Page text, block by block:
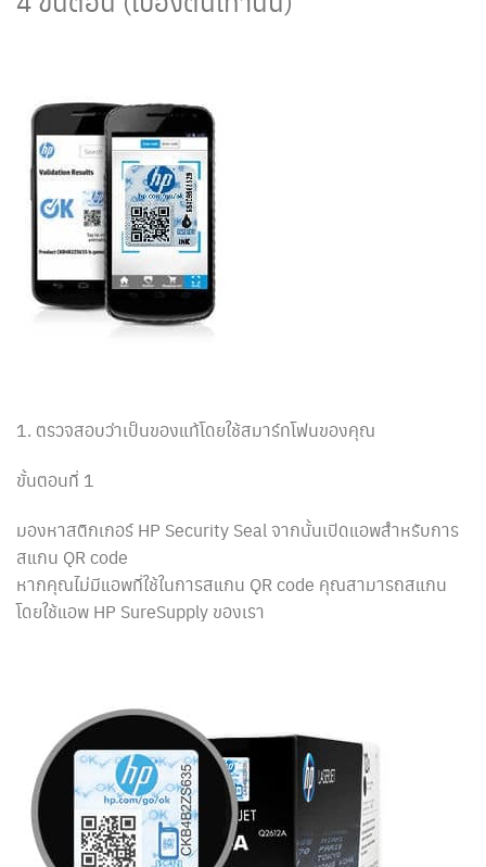
1. ตรวจสอบว่าเป็นของแท้โดยใช้สมาร์ทโฟนของคุณ
ขั้นตอนที่ 1
มองหาสติกเกอร์ HP Security Seal จากนั้นเปิดแอพสำหรับการ
สแกน QR code
หากคุณไม่มีแอพที่ใช้ในการสแกน QR code คุณสามารถสแกน
โดยใช้แอพ HP SureSupply ของเรา